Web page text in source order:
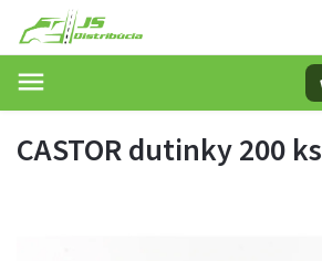
CASTOR dutinky 200 ks